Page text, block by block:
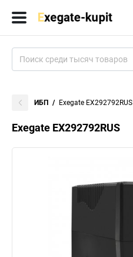
ИБП Exegate EX292792RUS
Exegate EX292792RUS